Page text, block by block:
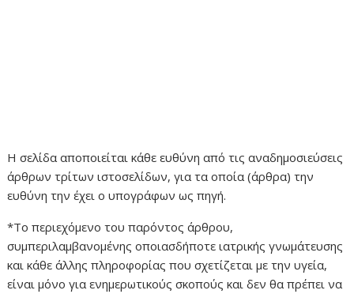
Η σελίδα αποποιείται κάθε ευθύνη από τις αναδημοσιεύσεις
άρθρων τρίτων ιστοσελίδων, για τα οποία (άρθρα) την
ευθύνη την έχει ο υπογράφων ως πηγή.
*Το περιεχόμενο του παρόντος άρθρου,
συμπεριλαμβανομένης οποιασδήποτε ιατρικής γνωμάτευσης
και κάθε άλλης πληροφορίας που σχετίζεται με την υγεία,
είναι μόνο για ενημερωτικούς σκοπούς και δεν θα πρέπει να